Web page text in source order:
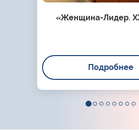
«Женщина-Лидер.
Подробнее